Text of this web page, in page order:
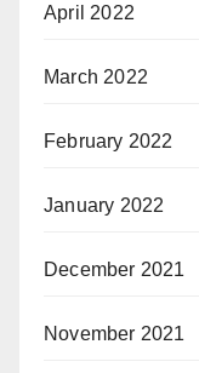
April 2022
March 2022
February 2022
January 2022
December 2021
November 2021